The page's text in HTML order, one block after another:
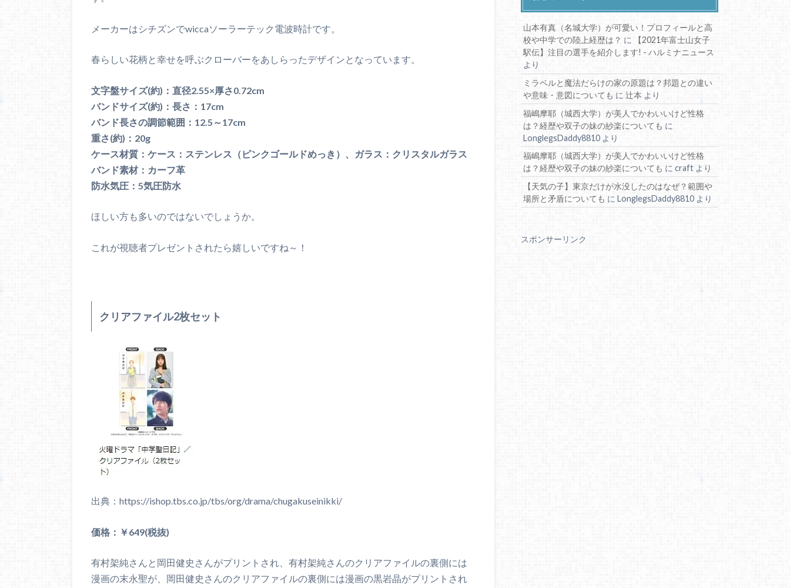
メーカーはシチズンでwiccaソーラーテック電波時計です。
春らしい花柄と幸せを呼ぶクローバーをあしらったデザインとなっています。
文字盤サイズ(約)：直径2.55×厚さ0.72cm
バンドサイズ(約)：長さ：17cm
バンド長さの調節範囲：12.5～17cm
重さ(約)：20g
ケース材質：ケース：ステンレス（ピンクゴールドめっき）、ガラス：クリスタルガラス
バンド素材：カーフ革
防水気圧：5気圧防水
ほしい方も多いのではないでしょうか。
これが視聴者プレゼントされたら嬉しいですね～！
クリアファイル2枚セット
出典：https://ishop.tbs.co.jp/tbs/org/drama/chugakuseinikki/
価格：￥649(税抜)
有村架純さんと岡田健史さんがプリントされ、有村架純さんのクリアファイルの裏側には
漫画の末永聖が、岡田健史さんのクリアファイルの裏側には漫画の黒岩晶がプリントされ
山本有真（名城大学）が可愛い！プロフィールと高
校や中学での陸上経歴は？ に
【2021年富士山女子
駅伝】注目の選手を紹介します! - ハルミナニュース
より
ミラベルと魔法だらけの家の原題は？邦題との違い
や意味・意図についても に辻本 より
福嶋摩耶（城西大学）が美人でかわいいけど性格
は？経歴や双子の妹の紗楽についても に
LonglegsDaddy8810 より
福嶋摩耶（城西大学）が美人でかわいいけど性格
は？経歴や双子の妹の紗楽についても にcraft より
【天気の子】東京だけが水没したのはなぜ？範囲や
場所と矛盾についても にLonglegsDaddy8810 より
スポンサーリンク